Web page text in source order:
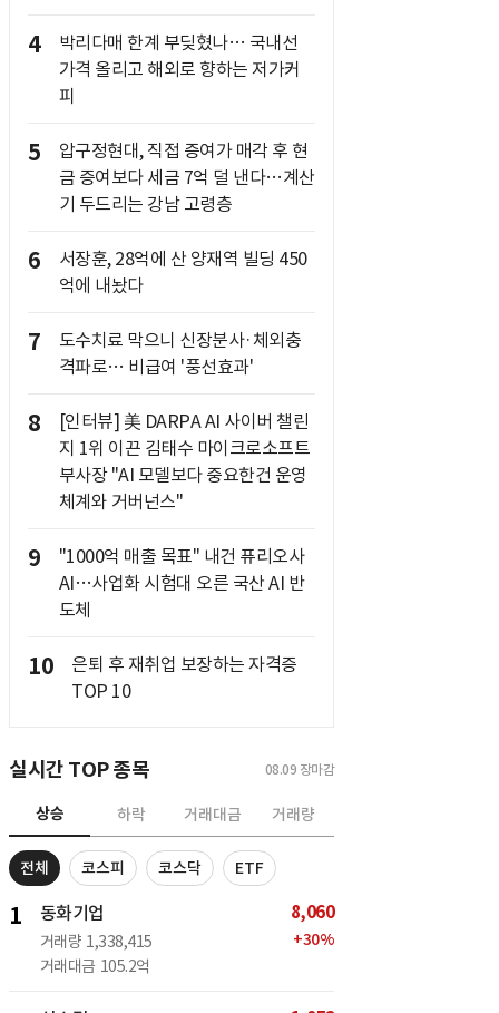
4
박리다매 한계 부딪혔나… 국내선
가격 올리고 해외로 향하는 저가커
피
5
압구정현대, 직접 증여가 매각 후 현
금 증여보다 세금 7억 덜 낸다…계산
기 두드리는 강남 고령층
6
서장훈, 28억에 산 양재역 빌딩 450
억에 내놨다
7
도수치료 막으니 신장분사·체외충
격파로… 비급여 '풍선효과'
8
[인터뷰] 美 DARPA AI 사이버 챌린
지 1위 이끈 김태수 마이크로소프트
부사장 "AI 모델보다 중요한건 운영
체계와 거버넌스"
9
"1000억 매출 목표" 내건 퓨리오사
AI…사업화 시험대 오른 국산 AI 반
도체
10
은퇴 후 재취업 보장하는 자격증
TOP 10
실시간 TOP 종목 08.09 장마감
상승 하락 거래대금 거래량
전체 코스피 코스닥 ETF
1 동화기업
거래량 1,338,415
거래대금 105.2억
8,060
+30%